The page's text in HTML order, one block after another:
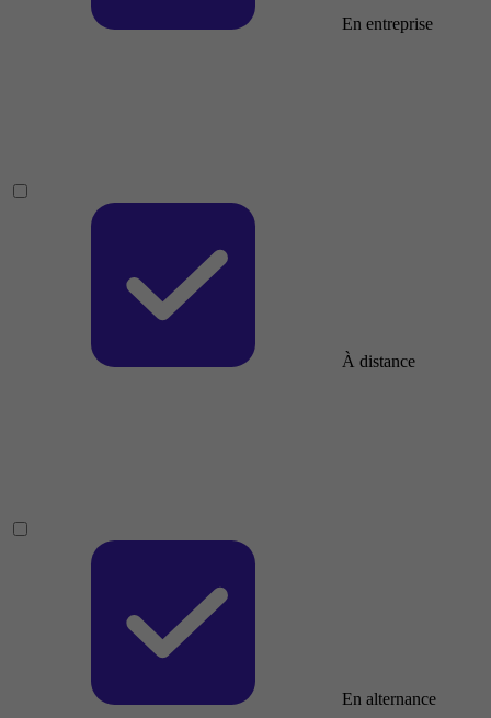
En entreprise
À distance
En alternance